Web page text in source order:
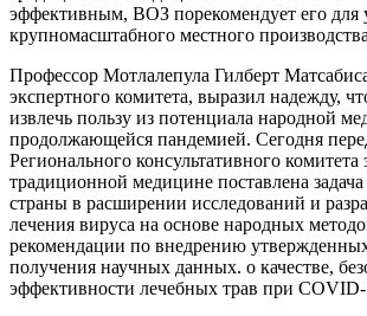
эффективным, ВОЗ порекомендует его для
крупномасштабного местного
Профессор Мотлалепула Гилберт
экспертного комитета, выразил надежду,
извлечь пользу из потенциала народной
продолжающейся пандемией. Сегодня
Регионального консультативного комитета
традиционной медицине поставлена
страны в расширении исследований и
лечения вируса на основе народных
рекомендации по внедрению
получения научных данных. о качестве,
эффективности лечебных трав при